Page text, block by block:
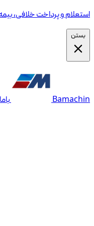
استعلام و پرداخت خلافی،
بستن
Bamachin